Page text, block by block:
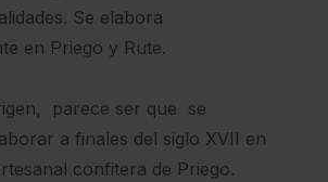
Se elabora
en Priego y Rute.
parece ser que se
a finales del siglo XVII en
confitera de Priego.